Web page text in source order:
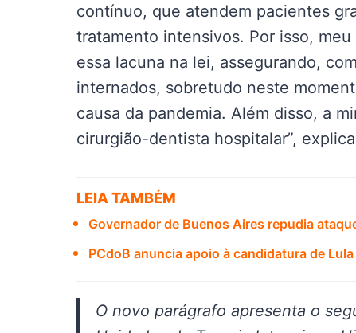
contínuo, que atendem pacientes
tratamento intensivos. Por isso,
essa lacuna na lei, assegurando,
internados, sobretudo neste
causa da pandemia. Além disso, a
cirurgião-dentista hospitalar”,
LEIA TAMBÉM
Governador de Buenos Aires repudia
PCdoB anuncia apoio à candidatura de
O novo parágrafo apresenta o